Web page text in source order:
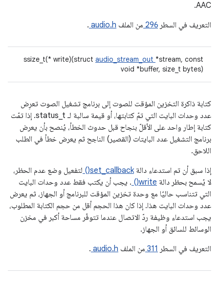
AAC.
التعريف في السطر 296 من الملف audio.h
.
ssize_t(* write)(struct audio_stream_out *stream, const
void *buffer, size_t bytes)
كتابة ذاكرة التخزين المؤقت للصوت إلى برنامج تشغيل الصوت تعرِض
عدد وحدات البايت التي تمّ كتابتها، أو قيمة سالبة لـ status_t. إذا تمّت
كتابة إطار واحد على الأقلّ بنجاح قبل حدوث الخطأ، يُنصح بأن يعرض
برنامج التشغيل عدد البايتات (القصير) الناجح ثم يعرض خطأ في الطلب
اللاحق.
إذا سبق أن تم استدعاء دالةset_callback()
لتفعيل وضع عدم الحظر،
لا يُسمح بحظر دالة write()
. يجب أن يكتب فقط عدد وحدات البايت
التي تتناسب حاليًا مع وحدة تخزين المؤقت للبرنامج أو الجهاز، ثم يعرض
عدد وحدات البايت هذا. إذا كان هذا الحجم أقل من حجم الكتابة المطلوب،
يجب استدعاء وظيفة ردّ الاتصال عندما تتوفّر مساحة أكبر في مخزن
الوسائط للسائق أو الجهاز.
التعريف في السطر 311 من الملف audio.h
.